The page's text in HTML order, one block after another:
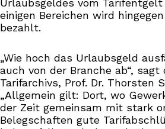
Urlaubsgeldes vom Tarifentgelt
einigen Bereichen wird
bezahlt.
„Wie hoch das Urlaubsgeld
auch von der Branche ab“,
Tarifarchivs, Prof. Dr. Thorsten
„Allgemein gilt: Dort, wo
der Zeit gemeinsam mit stark
Belegschaften gute